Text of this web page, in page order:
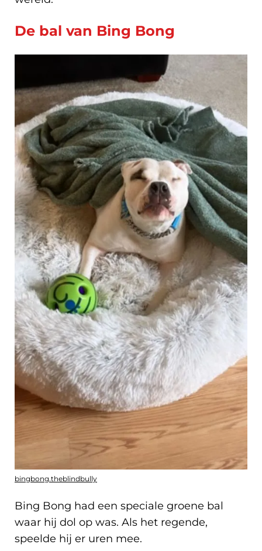
De bal van Bing Bong
bingbong.theblindbully
Bing Bong had een speciale groene bal
waar hij dol op was. Als het regende,
speelde hij er uren mee.